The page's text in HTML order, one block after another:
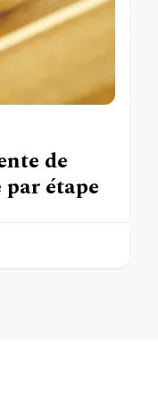
de
étape